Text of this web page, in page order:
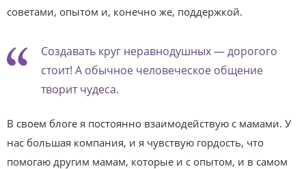
советами, опытом и, конечно же, поддержкой.
Создавать круг неравнодушных — дорогого
стоит! А обычное человеческое общение
творит чудеса.
В своем блоге я постоянно взаимодействую с мамами. У
нас большая компания, и я чувствую гордость, что
помогаю другим мамам, которые и с опытом, и в самом